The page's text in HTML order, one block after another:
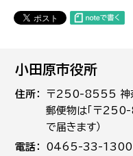
小田原市役所
住所
〒250-8555 神
郵便物は「〒
で届きます）
電話
0465-33-1300（